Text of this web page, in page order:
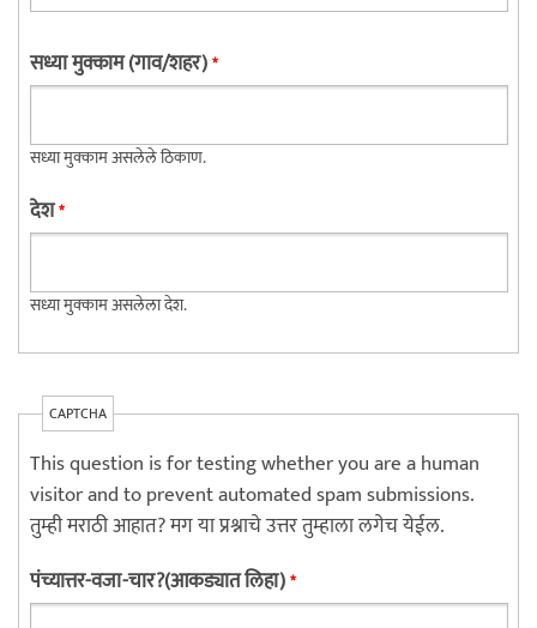
सध्या मुक्काम (गाव/शहर)*
सध्या मुक्काम असलेले ठिकाण.
देश*
सध्या मुक्काम असलेला देश.
CAPTCHA
This question is for testing whether you are a human
visitor and to prevent automated spam submissions.
तुम्ही मराठी आहात? मग या प्रश्नाचे उत्तर तुम्हाला लगेच येईल.
पंच्यात्तर-वजा-चार?(आकड्यात लिहा)*